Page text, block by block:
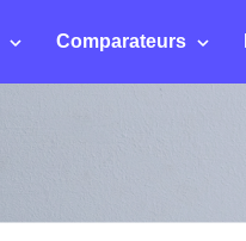
Comparateurs